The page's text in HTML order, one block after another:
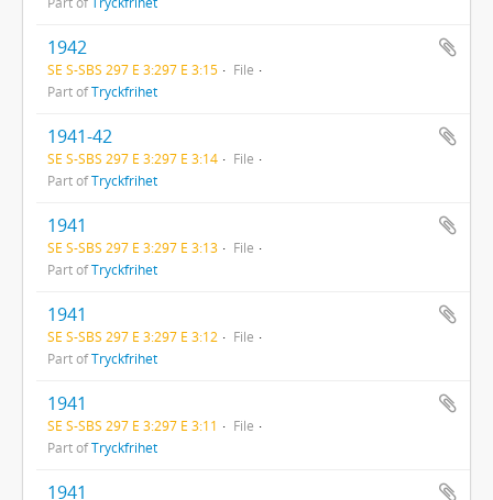
1942
SE S-SBS 297 E 3:297 E 3:15
File
Part ofTryckfrihet
1941-42
SE S-SBS 297 E 3:297 E 3:14
File
Part ofTryckfrihet
1941
SE S-SBS 297 E 3:297 E 3:13
File
Part ofTryckfrihet
1941
SE S-SBS 297 E 3:297 E 3:12
File
Part ofTryckfrihet
1941
SE S-SBS 297 E 3:297 E 3:11
File
Part ofTryckfrihet
1941